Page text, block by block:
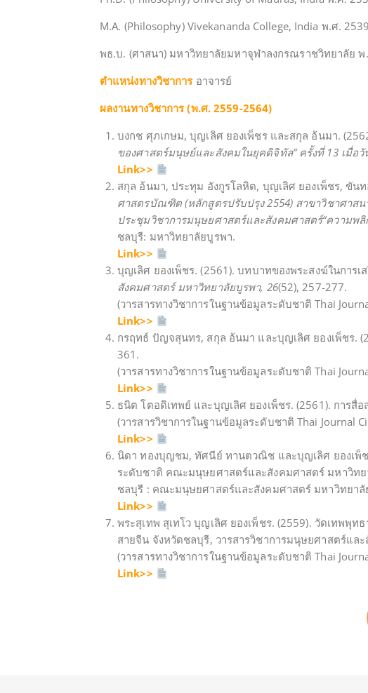
M.A. (Philosophy) Vivekananda College, India พ.ศ. 2539
พธ.บ. (ศาสนา) มหาวิทยาลัยมหาจุฬาลงกรณราชวิทยาลัย พ
ตำแหน่งทางวิชาการอาจารย์
ผลงานทางวิชาการ (พ.ศ. 2559-2564)
บงกช ศุภเกษม, บุญเลิศ ยองเพ็ชร และสกุล อ้นมา.
ของศาสตร์มนุษย์และสังคมในยุคดิจิทัล” ครั้งที่ 13 เมื่อ
Link>>
สกุล อ้นมา, ประทุม อังกูรโลหิต, บุญเลิศ ยองเพ็ชร, ขัน
ศาสตรบัณฑิต (หลักสูตรปรับปรุง2554) สาขาวิชาศาส
ประชุมวิชาการมนุษยศาสตร์และสังคมศาสตร์“ความพ
ชลบุรี: มหาวิทยาลัยบูรพา.
Link>>
บุญเลิศ ยองเพ็ชร. (2561). บทบาทของพระสงฆ์ในกา
สังคมศาสตร์ มหาวิทยาลัยบูรพา, 26(52), 257-277.
(วารสารทางวิชาการในฐานข้อมูลระดับชาติ Thai
Link>>
กรฤทธ์ ปัญจสุนทร, สกุล อ้นมา และบุญเลิศ ยองเพ็ชร.
361.
(วารสารทางวิชาการในฐานข้อมูลระดับชาติ Thai
Link>>
ธนิต โตอดิเทพย์ และบุญเลิศ ยองเพ็ชร. (2561). การสื่
(วารสารวิชาการในฐานข้อมูลระดับชาติ Thai Journal
Link>>
นิดา ทองบุญชม, ทัศนีย์ ทานตวณิช และบุญเลิศ ยองเพ็
ระดับชาติ คณะมนุษยศาสตร์และสังคมศาสตร์ มหาวิท
ชลบุรี : คณะมนุษยศาสตร์และสังคมศาสตร์ มหาวิทยาลั
Link>>
พระสุเทพ สุเทโว บุญเลิศ ยองเพ็ชร. (2559). วัดเทพพุ
สายจีน จังหวัดชลบุรี, วารสารวิชาการมนุษยศาสตร์แ
(วารสารทางวิชาการในฐานข้อมูลระดับชาติ Thai
Link>>